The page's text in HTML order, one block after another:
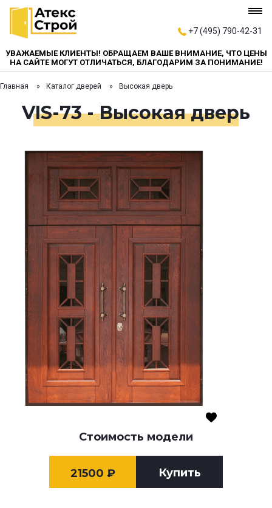
+7 (495) 790-42-31
УВАЖАЕМЫЕ КЛИЕНТЫ! ОБРАЩАЕМ ВАШЕ ВНИМАНИЕ, ЧТО ЦЕНЫ
НА САЙТЕ МОГУТ ОТЛИЧАТЬСЯ, БЛАГОДАРИМ ЗА ПОНИМАНИЕ!
Главная Каталог дверей Высокая дверь
VIS-73 - Высокая дверь
Стоимость модели
21500 ₽ Купить